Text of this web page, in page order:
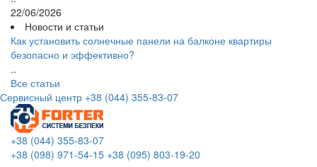
22/06/2026
Новости и статьи
Как установить солнечные панели на балконе квартиры
безопасно и эффективно?
..
Все статьи
Сервисный центр +38 (044) 355-83-07
+38 (044) 355-83-07
+38 (098) 971-54-15 +38 (095) 803-19-20